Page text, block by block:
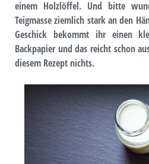
einem Holzlöffel. Und bitte
Teigmasse ziemlich stark an den
Geschick bekommt ihr einen
Backpapier und das reicht schon
diesem Rezept nichts.